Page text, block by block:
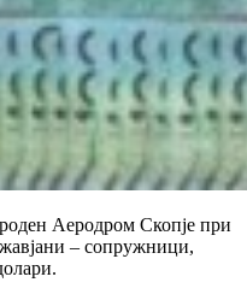
Аеродром Скопје при
– сопружници,